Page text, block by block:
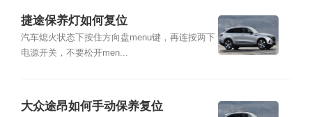
捷途保养灯如何复位
汽车熄火状态下按住方向盘menu键，再连按两下
电源开关，不要松开men...
大众途昂如何手动保养复位